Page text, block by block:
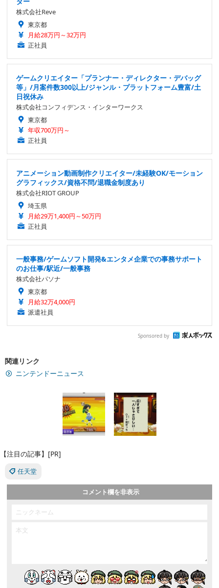
株式会社Reve
東京都
月給28万円～32万円
正社員
ゲームクリエイター「プランナー・ディレクター・デバッグ
等」/月案件数300以上/ジャンル・プラットフォーム豊富/土
日祝休み
株式会社コンフィデンス・インターワークス
東京都
年収700万円～
正社員
アニメーション動画制作クリエイター/未経験OK/モーション
グラフィックス/資格不問/退職金制度あり
株式会社RIOT GROUP
埼玉県
月給29万1,400円～50万円
正社員
一般事務/ゲームソフト開発&エンタメ企業での事務サポート
のお仕事/駅近/一般事務
株式会社パソナ
東京都
月給32万4,000円
派遣社員
Sponsored by
関連リンク
ニンテンドーニュース
【注目の記事】[PR]
任天堂
コメント欄を非表示